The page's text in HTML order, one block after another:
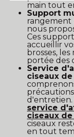
main tout
Support
rangement
nous
Ces
accueillir
brosses,
portée des
Service
ciseaux
d'entretien.
service
ciseaux
ciseaux
en tout